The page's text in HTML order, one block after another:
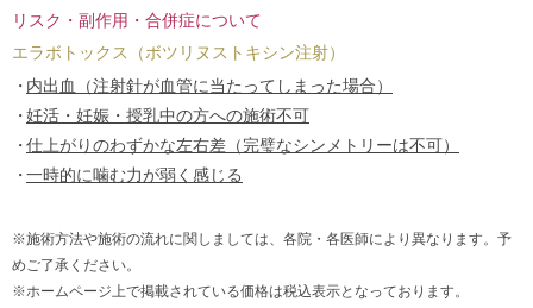
リスク・副作用・合併症について
エラボトックス（ボツリヌストキシン注射）
内出血（注射針が血管に当たってしまった場合）
妊活・妊娠・授乳中の方への施術不可
仕上がりのわずかな左右差（完璧なシンメトリーは不可）
一時的に噛む力が弱く感じる
※施術方法や施術の流れに関しましては、各院・各医師により異なります。予
めご了承ください。
※ホームページ上で掲載されている価格は税込表示となっております。